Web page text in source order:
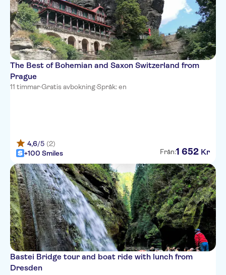
The Best of Bohemian and Saxon Switzerland from
Prague
11 timmar·Gratis avbokning·Språk: en
4,6/5 (2)
+100 Smiles
Från:1 652 Kr
Bastei Bridge tour and boat ride with lunch from
Dresden